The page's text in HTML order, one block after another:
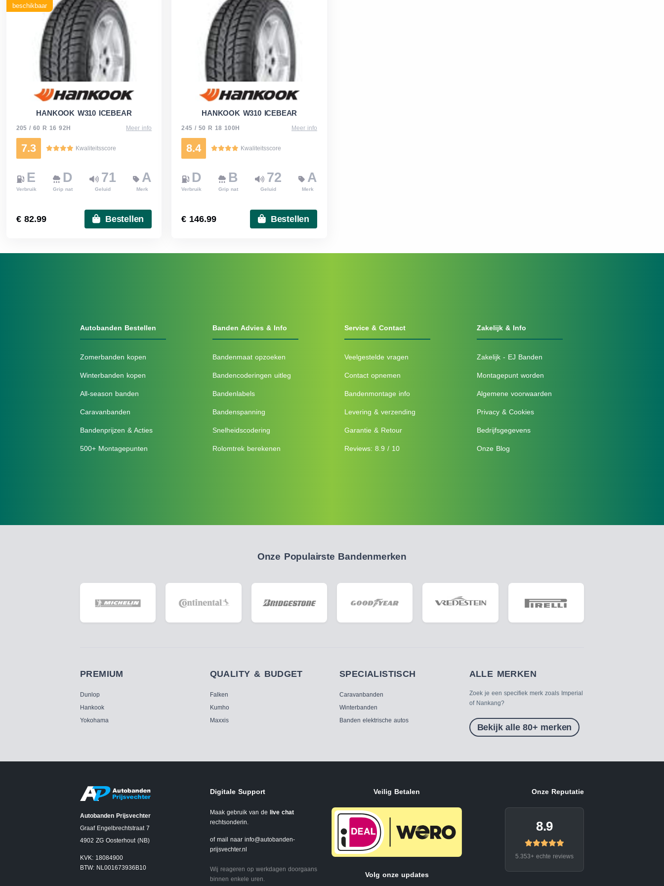
beschikbaar
HANKOOK W310 ICEBEAR
205 / 60 R 16 92H Meer info
7.3 Kwaliteitsscore
E
Verbruik
D
Grip nat
71
Geluid
A
Merk
€ 82.99 Bestellen
HANKOOK W310 ICEBEAR
245 / 50 R 18 100H Meer info
8.4 Kwaliteitsscore
D
Verbruik
B
Grip nat
72
Geluid
A
Merk
€ 146.99 Bestellen
Autobanden Bestellen
Zomerbanden kopen
Winterbanden kopen
All-season banden
Caravanbanden
Bandenprijzen & Acties
500+ Montagepunten
Banden Advies & Info
Bandenmaat opzoeken
Bandencoderingen uitleg
Bandenlabels
Bandenspanning
Snelheidscodering
Rolomtrek berekenen
Service & Contact
Veelgestelde vragen
Contact opnemen
Bandenmontage info
Levering & verzending
Garantie & Retour
Reviews: 8.9 / 10
Zakelijk & Info
Zakelijk - EJ Banden
Montagepunt worden
Algemene voorwaarden
Privacy & Cookies
Bedrijfsgegevens
Onze Blog
Onze Populairste Bandenmerken
PREMIUM
Dunlop
Hankook
Yokohama
QUALITY & BUDGET
Falken
Kumho
Maxxis
SPECIALISTISCH
Caravanbanden
Winterbanden
Banden elektrische autos
ALLE MERKEN
Zoek je een specifiek merk zoals Imperial
of Nankang?
Bekijk alle 80+ merken
Autobanden Prijsvechter
Graaf Engelbrechtstraat 7
4902 ZG Oosterhout (NB)
KVK: 18084900
BTW: NL001673936B10
Digitale Support
Maak gebruik van de live chat
rechtsonderin.
of mail naar info@autobanden-
prijsvechter.nl
Wij reageren op werkdagen doorgaans
binnen enkele uren.
Veilig Betalen
Volg onze updates
Onze Reputatie
8.9
5.353+ echte reviews